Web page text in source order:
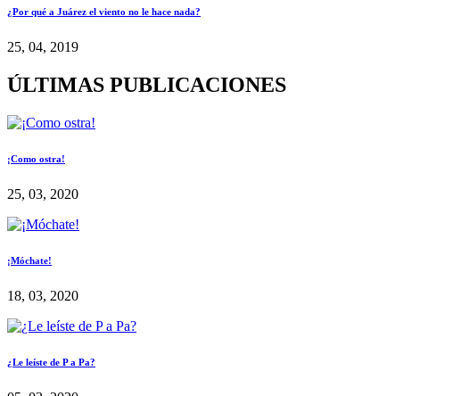
¿Por qué a Juárez el viento no le hace nada?
25, 04, 2019
ÚLTIMAS PUBLICACIONES
¡Como ostra!
25, 03, 2020
¡Móchate!
18, 03, 2020
¿Le leíste de P a Pa?